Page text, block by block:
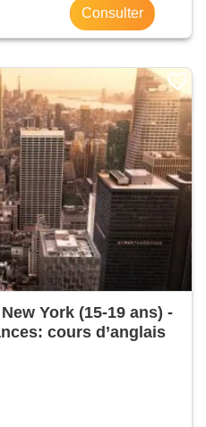
Consulter
York (15-19 ans) -
cours d’anglais